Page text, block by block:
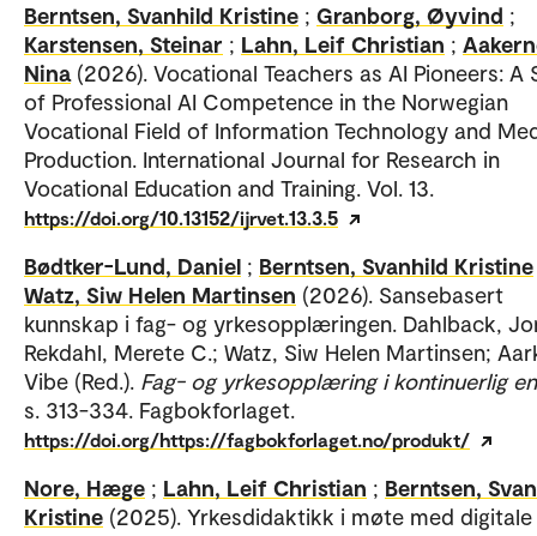
Berntsen, Svanhild Kristine ; Granborg, Øyvind ;
Karstensen, Steinar ; Lahn, Leif Christian ;
Nina (2026). Vocational Teachers as AI Pioneers: A
of Professional AI Competence in the Norwegian
Vocational Field of Information Technology and
Production. International Journal for Research in
Vocational Education and Training. Vol. 13.
https://doi.org/10.13152/ijrvet.13.3.5
Bødtker-Lund, Daniel ; Berntsen, Svanhild Kristine
Watz, Siw Helen Martinsen (2026). Sansebasert
kunnskap i fag- og yrkesopplæringen. Dahlback,
Rekdahl, Merete C.; Watz, Siw Helen Martinsen;
Vibe (Red.). Fag- og yrkesopplæring i kontinuerlig
s. 313-334. Fagbokforlaget.
https://doi.org/https://fagbokforlaget.no/produkt/
Nore, Hæge ; Lahn, Leif Christian ; Berntsen,
Kristine (2025). Yrkesdidaktikk i møte med digitale